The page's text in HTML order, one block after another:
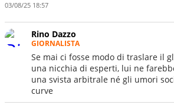
03/08/25 18:57
Rino Dazzo
GIORNALISTA
Se mai ci fosse modo di traslare il
una nicchia di esperti, lui ne
una svista arbitrale né gli umori
curve